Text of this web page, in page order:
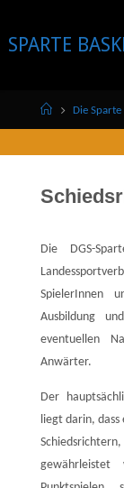
content
SPARTE
HomeDie Sparte
Die DGS-
SpielerInnen
Ausbildung
eventuellen
Anwärter.
Der
liegt darin, dass